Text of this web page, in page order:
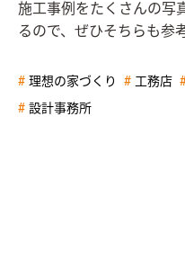
施工事例をたくさんの写
るので、ぜひそちらも参
理想の家づくり 工務店
設計事務所